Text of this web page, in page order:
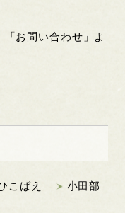
お問い合わせ」よ
こばえ
小田部